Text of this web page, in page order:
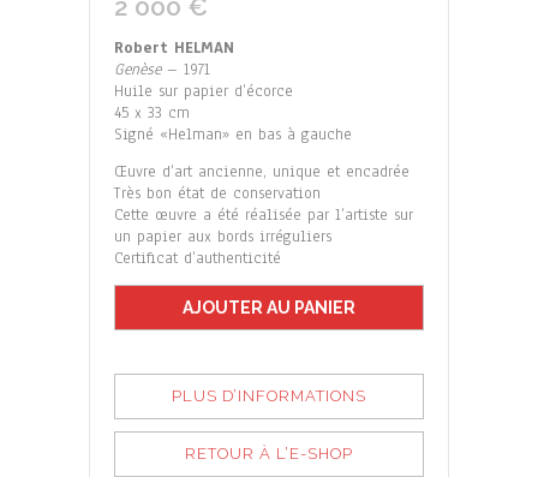
2 000 €
Robert HELMAN
Genèse – 1971
Huile sur papier d’écorce
45 x 33 cm
Signé «Helman» en bas à gauche
Œuvre d’art ancienne, unique et encadrée
Très bon état de conservation
Cette œuvre a été réalisée par l’artiste sur
un papier aux bords irréguliers
Certificat d’authenticité
AJOUTER AU PANIER
PLUS D’INFORMATIONS
RETOUR À L’E-SHOP